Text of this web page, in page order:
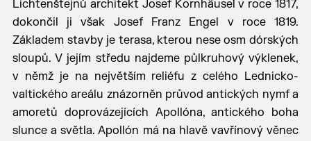
Lichtenštejnů architekt Josef Kornhäusel v roce 1817,
dokončil ji však Josef Franz Engel v roce 1819.
Základem stavby je terasa, kterou nese osm dórských
sloupů. V jejím středu najdeme půlkruhový výklenek,
v němž je na největším reliéfu z celého Lednicko-
valtického areálu znázorněn průvod antických nymf a
amoretů doprovázejících Apollóna, antického boha
slunce a světla. Apollón má na hlavě vavřínový věnec